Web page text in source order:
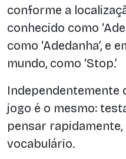
conforme a
conhecido como
como ‘Adedanha’, e
mundo, como ‘Stop.’
Independentemente
jogo é o mesmo:
pensar
vocabulário.